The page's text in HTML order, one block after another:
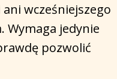
wcześniejszego
Wymaga jedynie
pozwolić